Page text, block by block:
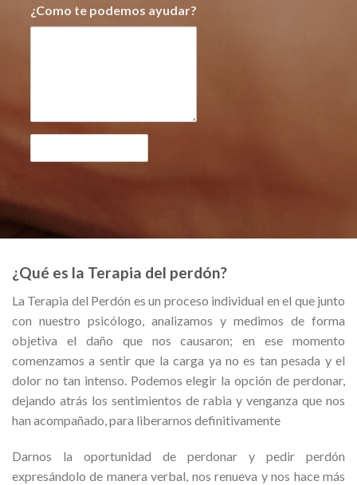
¿Como te podemos ayudar?
¿Qué es la Terapia del perdón?
La Terapia del Perdón es un proceso individual en el que junto
con nuestro psicólogo, analizamos y medimos de forma
objetiva el daño que nos causaron; en ese momento
comenzamos a sentir que la carga ya no es tan pesada y el
dolor no tan intenso. Podemos elegir la opción de perdonar,
dejando atrás los sentimientos de rabia y venganza que nos
han acompañado, para liberarnos definitivamente
Darnos la oportunidad de perdonar y pedir perdón
expresándolo de manera verbal, nos renueva y nos hace más